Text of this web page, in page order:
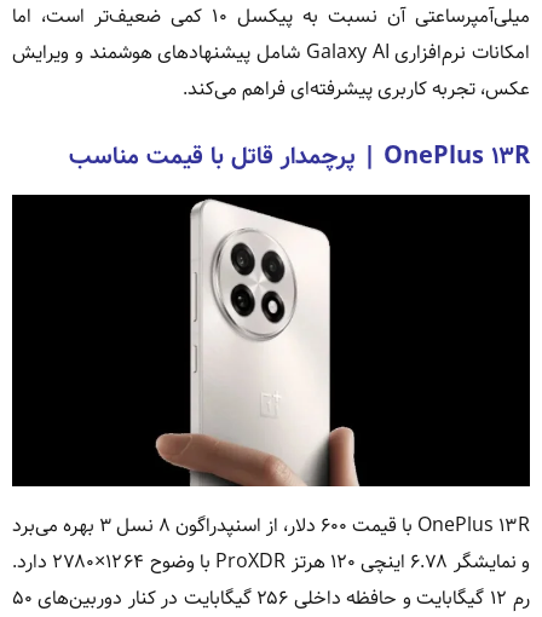
میلی‌آمپرساعتی آن نسبت به پیکسل ۱۰ کمی ضعیف‌تر است، اما
امکانات نرم‌افزاری Galaxy AI شامل پیشنهادهای هوشمند و ویرایش
عکس، تجربه کاربری پیشرفته‌ای فراهم می‌کند.
OnePlus ۱۳R | پرچمدار قاتل با قیمت مناسب
OnePlus ۱۳R با قیمت ۶۰۰ دلار، از اسنپدراگون ۸ نسل ۳ بهره می‌برد
و نمایشگر ۶.۷۸ اینچی ۱۲۰ هرتز ProXDR با وضوح ۱۲۶۴×۲۷۸۰ دارد.
رم ۱۲ گیگابایت و حافظه داخلی ۲۵۶ گیگابایت در کنار دوربین‌های ۵۰